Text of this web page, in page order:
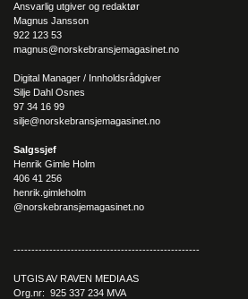
Ansvarlig utgiver og redaktør
Magnus Jansson
922 123 53
magnus@norskebransjemagasinet.no
Digital Manager / Innholdsrådgiver
Silje Dahl Osnes
97 34 16 99
silje@norskebransjemagasinet.no
Salgssjef
Henrik Gimle Holm
406 41 256
henrik.gimleholm
@norskebransjemagasinet.no
----------------------------------------------------
UTGIS AV RAVEN MEDIA AS
Org.nr: 925 337 234 MVA